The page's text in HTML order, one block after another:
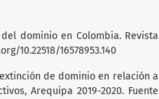
dominio en Colombia. Revista
10.22518/16578953.140
de dominio en relación a
Arequipa 2019-2020. Fuente